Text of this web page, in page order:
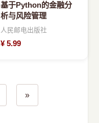
基于Python的金融分
析与风险管理
人民邮电出版社
¥ 5.99
»